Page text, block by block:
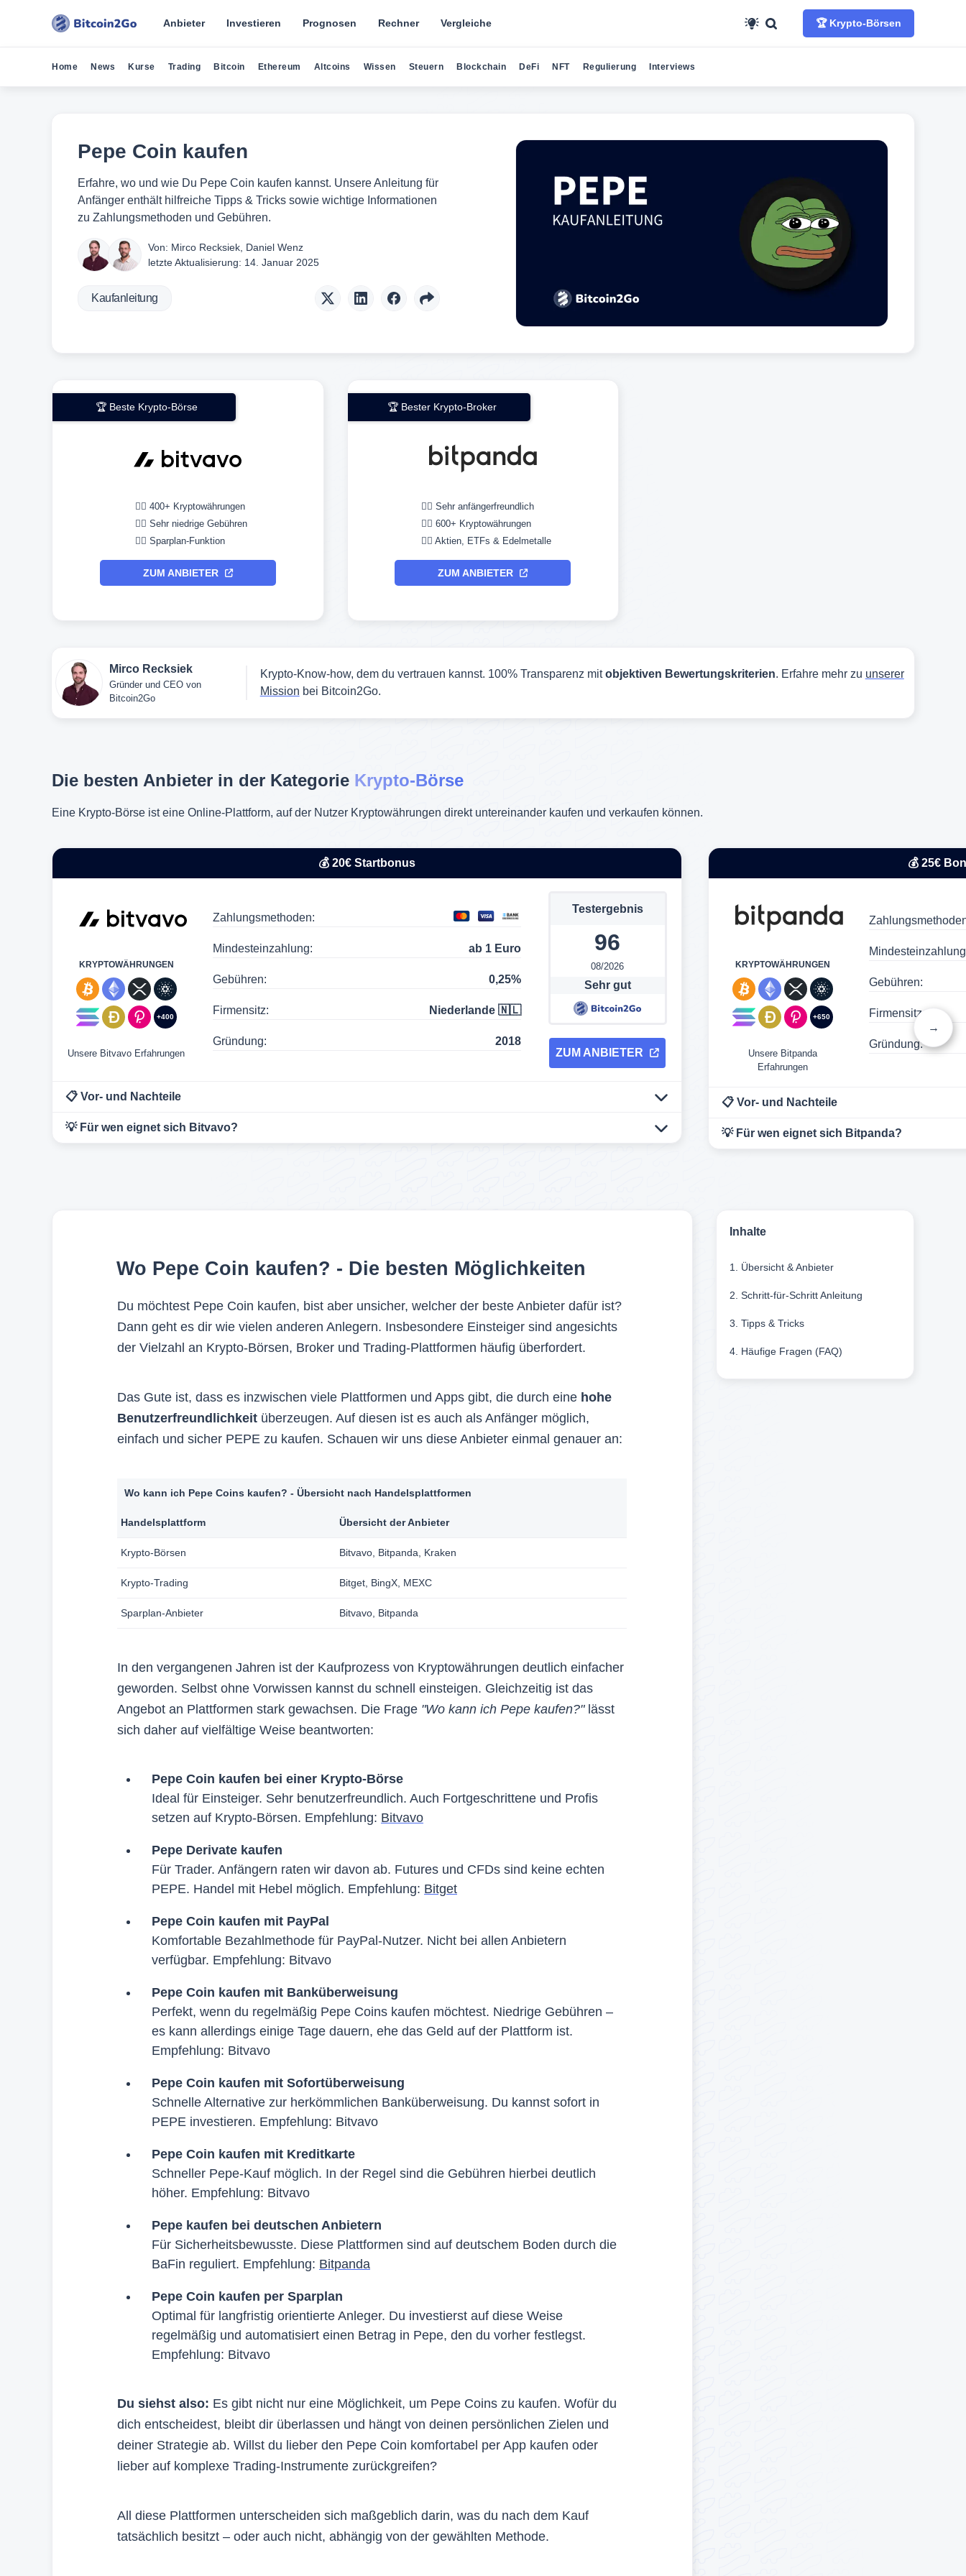
Anbieter Investieren Prognosen Rechner Vergleiche 🏆 Krypto-Börsen
Home News Kurse Trading Bitcoin Ethereum Altcoins Wissen Steuern Blockchain DeFi NFT Regulierung Interviews
Pepe Coin kaufen
Erfahre, wo und wie Du Pepe Coin kaufen kannst. Unsere Anleitung für
Anfänger enthält hilfreiche Tipps & Tricks sowie wichtige Informationen
zu Zahlungsmethoden und Gebühren.
Von: Mirco Recksiek Daniel Wenz
letzte Aktualisierung: 14. Januar 2025
Kaufanleitung
🏆 Beste Krypto-Börse
👉🏼 400+ Kryptowährungen
👉🏼 Sehr niedrige Gebühren
👉🏼 Sparplan-Funktion
ZUM ANBIETER
🏆 Bester Krypto-Broker
👉🏼 Sehr anfängerfreundlich
👉🏼 600+ Kryptowährungen
👉🏼 Aktien, ETFs & Edelmetalle
ZUM ANBIETER
Mirco Recksiek
Gründer und CEO von
Bitcoin2Go
Krypto-Know-how, dem du vertrauen kannst. 100% Transparenz mitobjektiven Bewertungskriterien. Erfahre mehr zu unserer
Mission bei Bitcoin2Go.
1. Affiliate-Links und Provisionen 💰
Dienstleistungen über unsere Webseite besuchst. Damit unterstützt Du Bitcoin2Go
ohne, dass dies Nachteile oder negative Auswirkungen für dich hat. Im Gegenteil:
2. Bewertungskriterien 📊
Die erhaltene Provision beeinflusst
mehr als 100 Attributepro Anbieter.
3. Integrität unserer Autoren 👨🏻‍💻
Autoren unserer Kaufanleitungen, Erfahrungsberichte, Prognosen und
Produkte nutzen. Damit garantieren wir, dass jeder Testbericht von einem Autor
kommt, der die Plattform
Perspektive und Erfahrung aus erster Hand, ist jedoch keine Anlageempfehlung.
Redaktionellen Richtlinien
Die besten Anbieter in der Kategorie Krypto-Börse
Eine Krypto-Börse ist eine Online-Plattform, auf der Nutzer Kryptowährungen direkt untereinander kaufen und verkaufen können.
💰 20€ Startbonus
KRYPTOWÄHRUNGEN
+400
Unsere Bitvavo Erfahrungen
Zahlungsmethoden:
Mindesteinzahlung: ab 1 Euro
Gebühren: 0,25%
Firmensitz: Niederlande 🇳🇱
Gründung: 2018
Testergebnis
96
08/2026
Sehr gut
ZUM ANBIETER
📋 Vor- und Nachteile
💡 Für wen eignet sich Bitvavo?
💰 25€
KRYPTOWÄHRUNGEN
+650
Unsere Bitpanda
Erfahrungen
Gebühren:
Firmensitz:
Gründung:
📋 Vor- und Nachteile
💡 Für wen eignet sich Bitpanda?
→
Wo Pepe Coin kaufen? - Die besten Möglichkeiten
Du möchtest Pepe Coin kaufen, bist aber unsicher, welcher der beste Anbieter dafür ist?
Dann geht es dir wie vielen anderen Anlegern. Insbesondere Einsteiger sind angesichts
der Vielzahl an Krypto-Börsen, Broker und Trading-Plattformen häufig überfordert.
Das Gute ist, dass es inzwischen viele Plattformen und Apps gibt, die durch eine hohe
Benutzerfreundlichkeit überzeugen. Auf diesen ist es auch als Anfänger möglich,
einfach und sicher PEPE zu kaufen. Schauen wir uns diese Anbieter einmal genauer an:
Wo kann ich Pepe Coins kaufen? - Übersicht nach Handelsplattformen
Handelsplattform Übersicht der Anbieter
Krypto-Börsen Bitvavo, Bitpanda, Kraken
Krypto-Trading Bitget, BingX, MEXC
Sparplan-Anbieter Bitvavo, Bitpanda
In den vergangenen Jahren ist der Kaufprozess von Kryptowährungen deutlich einfacher
geworden. Selbst ohne Vorwissen kannst du schnell einsteigen. Gleichzeitig ist das
Angebot an Plattformen stark gewachsen. Die Frage "Wo kann ich Pepe kaufen?"lässt
sich daher auf vielfältige Weise beantworten:
Pepe Coin kaufen bei einer Krypto-Börse
Ideal für Einsteiger. Sehr benutzerfreundlich. Auch Fortgeschrittene und Profis
setzen auf Krypto-Börsen. Empfehlung: Bitvavo
Pepe Derivate kaufen
Für Trader. Anfängern raten wir davon ab. Futures und CFDs sind keine echten
PEPE. Handel mit Hebel möglich. Empfehlung: Bitget
Pepe Coin kaufen mit PayPal
Komfortable Bezahlmethode für PayPal-Nutzer. Nicht bei allen Anbietern
verfügbar. Empfehlung: Bitvavo
Pepe Coin kaufen mit Banküberweisung
Perfekt, wenn du regelmäßig Pepe Coins kaufen möchtest. Niedrige Gebühren –
es kann allerdings einige Tage dauern, ehe das Geld auf der Plattform ist.
Empfehlung: Bitvavo
Pepe Coin kaufen mit Sofortüberweisung
Schnelle Alternative zur herkömmlichen Banküberweisung. Du kannst sofort in
PEPE investieren. Empfehlung: Bitvavo
Pepe Coin kaufen mit Kreditkarte
Schneller Pepe-Kauf möglich. In der Regel sind die Gebühren hierbei deutlich
höher. Empfehlung: Bitvavo
Pepe kaufen bei deutschen Anbietern
Für Sicherheitsbewusste. Diese Plattformen sind auf deutschem Boden durch die
BaFin reguliert. Empfehlung: Bitpanda
Pepe Coin kaufen per Sparplan
Optimal für langfristig orientierte Anleger. Du investierst auf diese Weise
regelmäßig und automatisiert einen Betrag in Pepe, den du vorher festlegst.
Empfehlung: Bitvavo
Du siehst also: Es gibt nicht nur eine Möglichkeit, um Pepe Coins zu kaufen. Wofür du
dich entscheidest, bleibt dir überlassen und hängt von deinen persönlichen Zielen und
deiner Strategie ab. Willst du lieber den Pepe Coin komfortabel per App kaufen oder
lieber auf komplexe Trading-Instrumente zurückgreifen?
All diese Plattformen unterscheiden sich maßgeblich darin, was du nach dem Kauf
tatsächlich besitzt – oder auch nicht, abhängig von der gewählten Methode.
Inhalte
1. Übersicht & Anbieter
2. Schritt-für-Schritt Anleitung
3. Tipps & Tricks
4. Häufige Fragen (FAQ)